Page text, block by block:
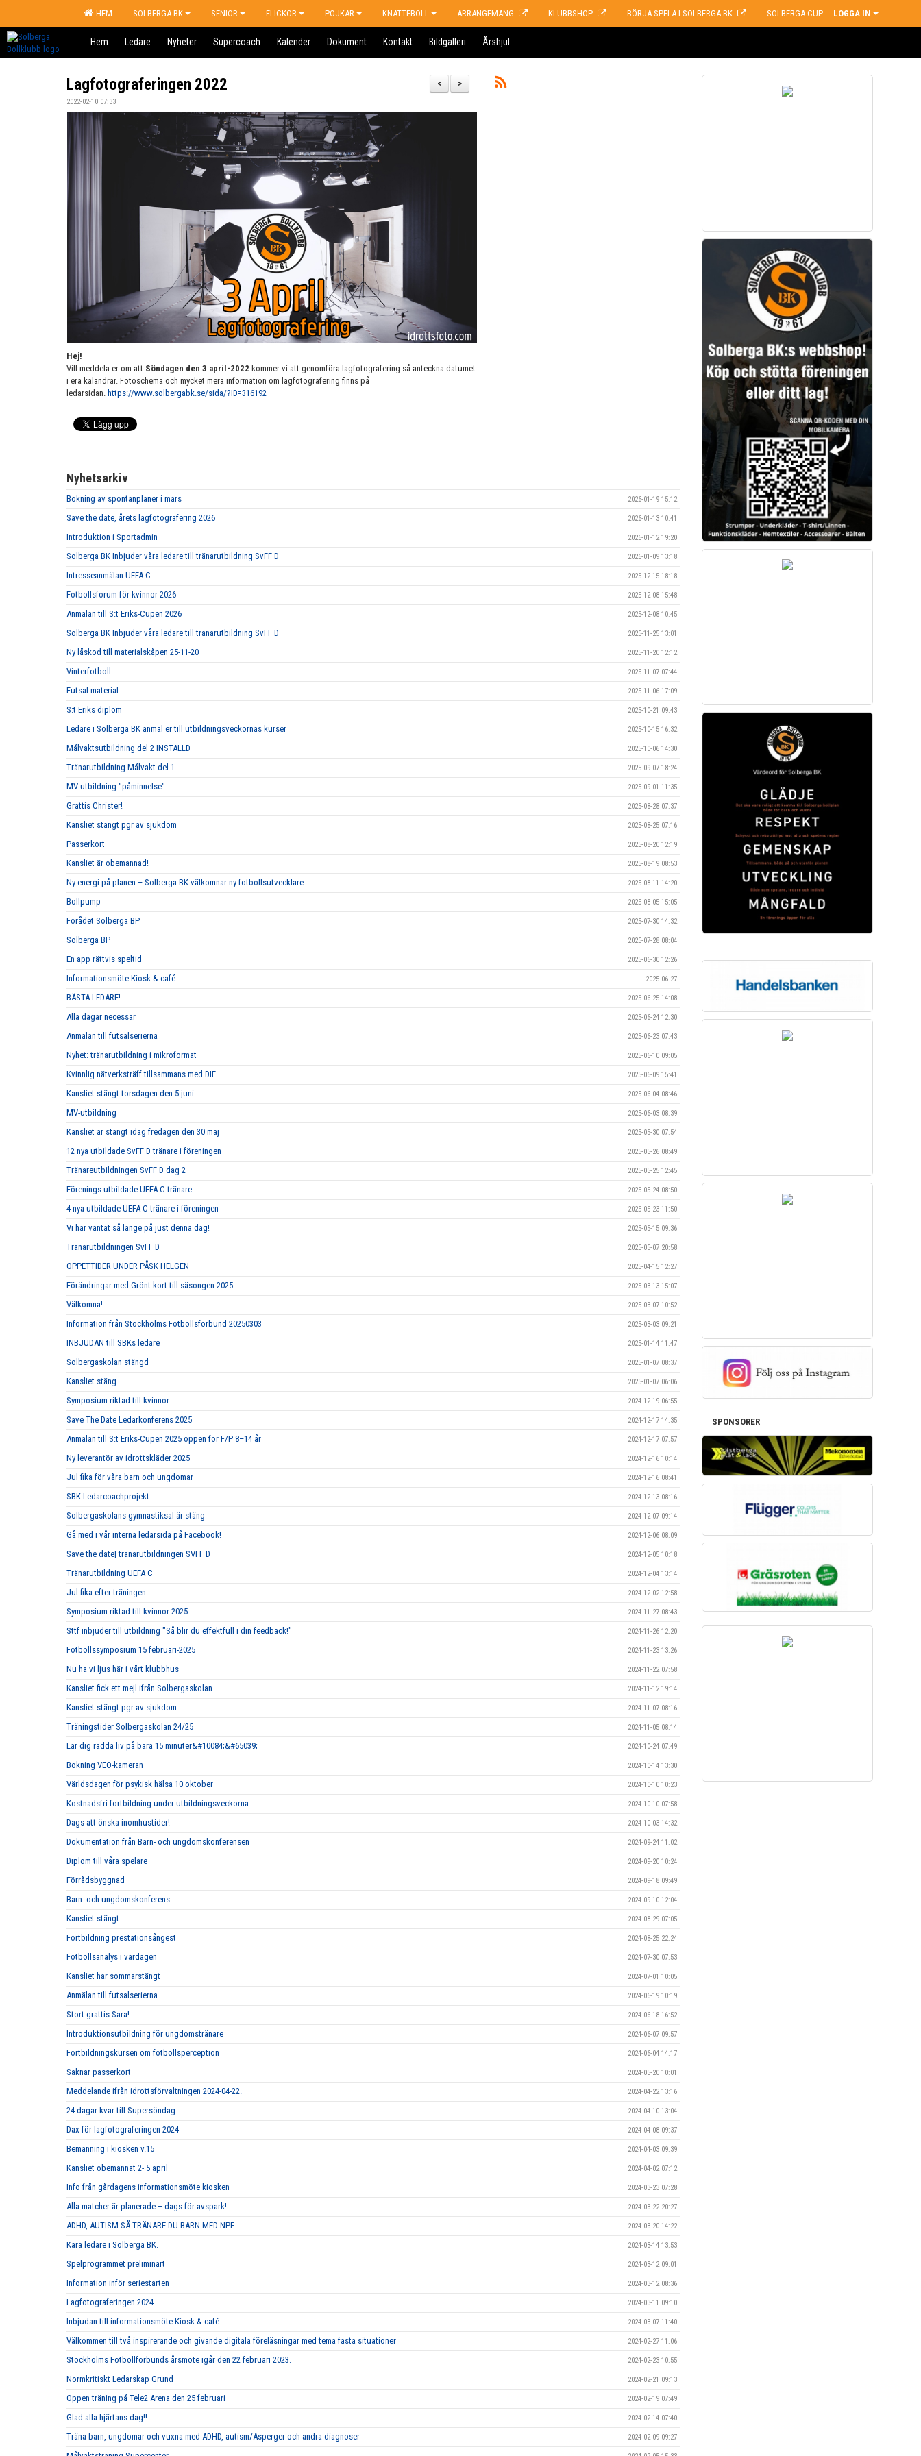
HEM SOLBERGA BK SENIOR FLICKOR POJKAR KNATTEBOLL ARRANGEMANG KLUBBSHOP BÖRJA SPELA I SOLBERGA BK SOLBERGA CUP LOGGA IN
Hem Ledare Nyheter Supercoach Kalender Dokument Kontakt Bildgalleri Årshjul
>
<
Lagfotograferingen 2022
2022-02-10 07:33
Hej!
Vill meddela er om att Söndagen den 3 april-2022 kommer vi att genomföra lagfotografering så anteckna datumet
i era kalandrar. Fotoschema och mycket mera information om lagfotografering finns på
ledarsidan. https://www.solbergabk.se/sida/?ID=316192
Nyhetsarkiv
Bokning av spontanplaner i mars 2026-01-19 15:12
Save the date, årets lagfotografering 2026 2026-01-13 10:41
Introduktion i Sportadmin 2026-01-12 19:20
Solberga BK Inbjuder våra ledare till tränarutbildning SvFF D 2026-01-09 13:18
Intresseanmälan UEFA C 2025-12-15 18:18
Fotbollsforum för kvinnor 2026 2025-12-08 15:48
Anmälan till S:t Eriks-Cupen 2026 2025-12-08 10:45
Solberga BK Inbjuder våra ledare till tränarutbildning SvFF D 2025-11-25 13:01
Ny låskod till materialskåpen 25-11-20 2025-11-20 12:12
Vinterfotboll 2025-11-07 07:44
Futsal material 2025-11-06 17:09
S:t Eriks diplom 2025-10-21 09:43
Ledare i Solberga BK anmäl er till utbildningsveckornas kurser 2025-10-15 16:32
Målvaktsutbildning del 2 INSTÄLLD 2025-10-06 14:30
Tränarutbildning Målvakt del 1 2025-09-07 18:24
MV-utbildning "påminnelse" 2025-09-01 11:35
Grattis Christer! 2025-08-28 07:37
Kansliet stängt pgr av sjukdom 2025-08-25 07:16
Passerkort 2025-08-20 12:19
Kansliet är obemannad! 2025-08-19 08:53
Ny energi på planen – Solberga BK välkomnar ny fotbollsutvecklare 2025-08-11 14:20
Bollpump 2025-08-05 15:05
Förådet Solberga BP 2025-07-30 14:32
Solberga BP 2025-07-28 08:04
En app rättvis speltid 2025-06-30 12:26
Informationsmöte Kiosk & café 2025-06-27
BÄSTA LEDARE! 2025-06-25 14:08
Alla dagar necessär 2025-06-24 12:30
Anmälan till futsalserierna 2025-06-23 07:43
Nyhet: tränarutbildning i mikroformat 2025-06-10 09:05
Kvinnlig nätverksträff tillsammans med DIF 2025-06-09 15:41
Kansliet stängt torsdagen den 5 juni 2025-06-04 08:46
MV-utbildning 2025-06-03 08:39
Kansliet är stängt idag fredagen den 30 maj 2025-05-30 07:54
12 nya utbildade SvFF D tränare i föreningen 2025-05-26 08:49
Tränareutbildningen SvFF D dag 2 2025-05-25 12:45
Förenings utbildade UEFA C tränare 2025-05-24 08:50
4 nya utbildade UEFA C tränare i föreningen 2025-05-23 11:50
Vi har väntat så länge på just denna dag! 2025-05-15 09:36
Tränarutbildningen SvFF D 2025-05-07 20:58
ÖPPETTIDER UNDER PÅSK HELGEN 2025-04-15 12:27
Förändringar med Grönt kort till säsongen 2025 2025-03-13 15:07
Välkomna! 2025-03-07 10:52
Information från Stockholms Fotbollsförbund 20250303 2025-03-03 09:21
INBJUDAN till SBKs ledare 2025-01-14 11:47
Solbergaskolan stängd 2025-01-07 08:37
Kansliet stäng 2025-01-07 06:06
Symposium riktad till kvinnor 2024-12-19 06:55
Save The Date Ledarkonferens 2025 2024-12-17 14:35
Anmälan till S:t Eriks-Cupen 2025 öppen för F/P 8–14 år 2024-12-17 07:57
Ny leverantör av idrottskläder 2025 2024-12-16 10:14
Jul fika för våra barn och ungdomar 2024-12-16 08:41
SBK Ledarcoachprojekt 2024-12-13 08:16
Solbergaskolans gymnastiksal är stäng 2024-12-07 09:14
Gå med i vår interna ledarsida på Facebook! 2024-12-06 08:09
Save the date| tränarutbildningen SVFF D 2024-12-05 10:18
Tränarutbildning UEFA C 2024-12-04 13:14
Jul fika efter träningen 2024-12-02 12:58
Symposium riktad till kvinnor 2025 2024-11-27 08:43
Sttf inbjuder till utbildning "Så blir du effektfull i din feedback!" 2024-11-26 12:20
Fotbollssymposium 15 februari-2025 2024-11-23 13:26
Nu ha vi ljus här i vårt klubbhus 2024-11-22 07:58
Kansliet fick ett mejl ifrån Solbergaskolan 2024-11-12 19:14
Kansliet stängt pgr av sjukdom 2024-11-07 08:16
Träningstider Solbergaskolan 24/25 2024-11-05 08:14
Lär dig rädda liv på bara 15 minuter&#10084;&#65039; 2024-10-24 07:49
Bokning VEO-kameran 2024-10-14 13:30
Världsdagen för psykisk hälsa 10 oktober 2024-10-10 10:23
Kostnadsfri fortbildning under utbildningsveckorna 2024-10-10 07:58
Dags att önska inomhustider! 2024-10-03 14:32
Dokumentation från Barn- och ungdomskonferensen 2024-09-24 11:02
Diplom till våra spelare 2024-09-20 10:24
Förrådsbyggnad 2024-09-18 09:49
Barn- och ungdomskonferens 2024-09-10 12:04
Kansliet stängt 2024-08-29 07:05
Fortbildning prestationsångest 2024-08-25 22:24
Fotbollsanalys i vardagen 2024-07-30 07:53
Kansliet har sommarstängt 2024-07-01 10:05
Anmälan till futsalserierna 2024-06-19 10:19
Stort grattis Sara! 2024-06-18 16:52
Introduktionsutbildning för ungdomstränare 2024-06-07 09:57
Fortbildningskursen om fotbollsperception 2024-06-04 14:17
Saknar passerkort 2024-05-20 10:01
Meddelande ifrån idrottsförvaltningen 2024-04-22. 2024-04-22 13:16
24 dagar kvar till Supersöndag 2024-04-10 13:04
Dax för lagfotograferingen 2024 2024-04-08 09:37
Bemanning i kiosken v.15 2024-04-03 09:39
Kansliet obemannat 2- 5 april 2024-04-02 07:12
Info från gårdagens informationsmöte kiosken 2024-03-23 07:28
Alla matcher är planerade – dags för avspark! 2024-03-22 20:27
ADHD, AUTISM SÅ TRÄNARE DU BARN MED NPF 2024-03-20 14:22
Kära ledare i Solberga BK. 2024-03-14 13:53
Spelprogrammet preliminärt 2024-03-12 09:01
Information inför seriestarten 2024-03-12 08:36
Lagfotograferingen 2024 2024-03-11 09:10
Inbjudan till informationsmöte Kiosk & café 2024-03-07 11:40
Välkommen till två inspirerande och givande digitala föreläsningar med tema fasta situationer 2024-02-27 11:06
Stockholms Fotbollförbunds årsmöte igår den 22 februari 2023. 2024-02-23 10:55
Normkritiskt Ledarskap Grund 2024-02-21 09:13
Öppen träning på Tele2 Arena den 25 februari 2024-02-19 07:49
Glad alla hjärtans dag!! 2024-02-14 07:40
Träna barn, ungdomar och vuxna med ADHD, autism/Asperger och andra diagnoser 2024-02-09 09:27
SPONSORER